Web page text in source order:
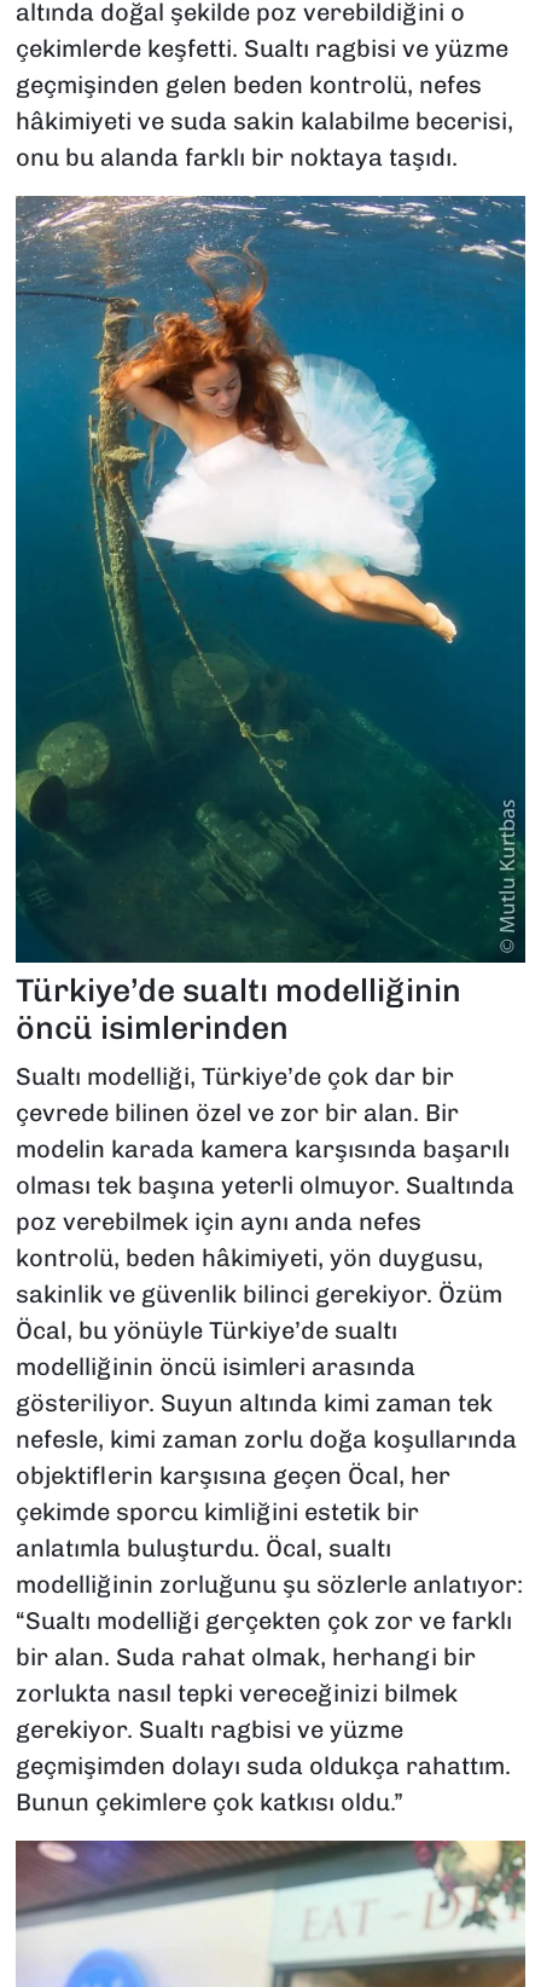
altında doğal şekilde poz verebildiğini o
çekimlerde keşfetti. Sualtı ragbisi ve yüzme
geçmişinden gelen beden kontrolü, nefes
hâkimiyeti ve suda sakin kalabilme becerisi,
onu bu alanda farklı bir noktaya taşıdı.
Türkiye’de sualtı modelliğinin
öncü isimlerinden
Sualtı modelliği, Türkiye’de çok dar bir
çevrede bilinen özel ve zor bir alan. Bir
modelin karada kamera karşısında başarılı
olması tek başına yeterli olmuyor. Sualtında
poz verebilmek için aynı anda nefes
kontrolü, beden hâkimiyeti, yön duygusu,
sakinlik ve güvenlik bilinci gerekiyor. Özüm
Öcal, bu yönüyle Türkiye’de sualtı
modelliğinin öncü isimleri arasında
gösteriliyor. Suyun altında kimi zaman tek
nefesle, kimi zaman zorlu doğa koşullarında
objektiflerin karşısına geçen Öcal, her
çekimde sporcu kimliğini estetik bir
anlatımla buluşturdu. Öcal, sualtı
modelliğinin zorluğunu şu sözlerle anlatıyor:
“Sualtı modelliği gerçekten çok zor ve farklı
bir alan. Suda rahat olmak, herhangi bir
zorlukta nasıl tepki vereceğinizi bilmek
gerekiyor. Sualtı ragbisi ve yüzme
geçmişimden dolayı suda oldukça rahattım.
Bunun çekimlere çok katkısı oldu.”